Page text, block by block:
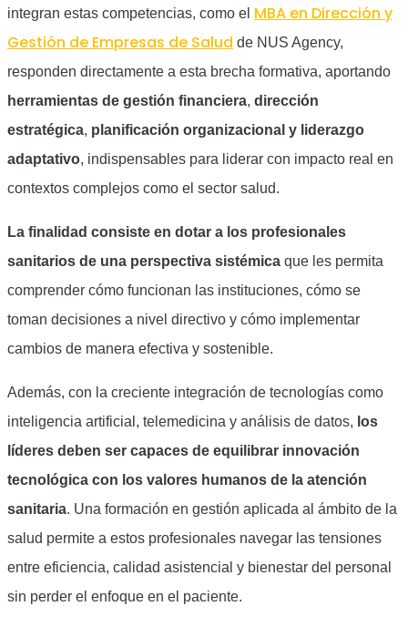
integran estas competencias, como el MBA en Dirección y
Gestión de Empresas de Salud de NUS Agency,
responden directamente a esta brecha formativa, aportando
herramientas de gestión financiera, dirección
estratégica, planificación organizacional y liderazgo
adaptativo, indispensables para liderar con impacto real en
contextos complejos como el sector salud.
La finalidad consiste en dotar a los profesionales
sanitarios de una perspectiva sistémica que les permita
comprender cómo funcionan las instituciones, cómo se
toman decisiones a nivel directivo y cómo implementar
cambios de manera efectiva y sostenible.
Además, con la creciente integración de tecnologías como
inteligencia artificial, telemedicina y análisis de datos, los
líderes deben ser capaces de equilibrar innovación
tecnológica con los valores humanos de la atención
sanitaria. Una formación en gestión aplicada al ámbito de la
salud permite a estos profesionales navegar las tensiones
entre eficiencia, calidad asistencial y bienestar del personal
sin perder el enfoque en el paciente.